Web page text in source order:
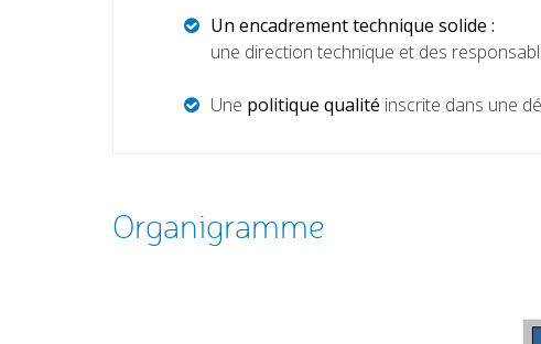
Un encadrement technique solide :
une direction technique et des
Une politique qualité inscrite dans une
Organigramme